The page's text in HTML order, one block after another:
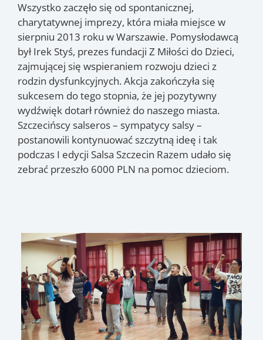
Wszystko zaczęło się od spontanicznej,
charytatywnej imprezy, która miała miejsce w
sierpniu 2013 roku w Warszawie. Pomysłodawcą
był Irek Styś, prezes fundacji Z Miłości do Dzieci,
zajmującej się wspieraniem rozwoju dzieci z
rodzin dysfunkcyjnych. Akcja zakończyła się
sukcesem do tego stopnia, że jej pozytywny
wydźwięk dotarł również do naszego miasta.
Szczecińscy salseros – sympatycy salsy –
postanowili kontynuować szczytną ideę i tak
podczas I edycji Salsa Szczecin Razem udało się
zebrać przeszło 6000 PLN na pomoc dzieciom.